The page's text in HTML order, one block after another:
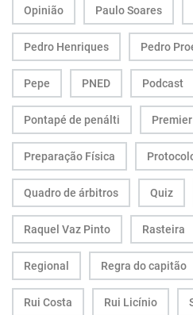
Opinião Paulo Soares
Pedro Henriques Pedro
Pepe PNED Podcast
Pontapé de penálti
Preparação Física
Quadro de árbitros Quiz
Raquel Vaz Pinto Rasteira
Regional Regra do capitão
Rui Costa Rui Licínio